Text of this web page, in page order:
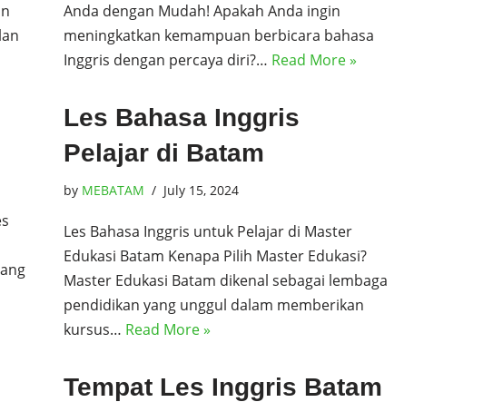
Anda dengan Mudah! Apakah Anda ingin
meningkatkan kemampuan berbicara bahasa
Inggris dengan percaya diri?… Read More »
Les Bahasa Inggris
Pelajar di Batam
by MEBATAM July 15, 2024
Les Bahasa Inggris untuk Pelajar di Master
Edukasi Batam Kenapa Pilih Master Edukasi?
Master Edukasi Batam dikenal sebagai lembaga
pendidikan yang unggul dalam memberikan
kursus… Read More »
Tempat Les Inggris Batam